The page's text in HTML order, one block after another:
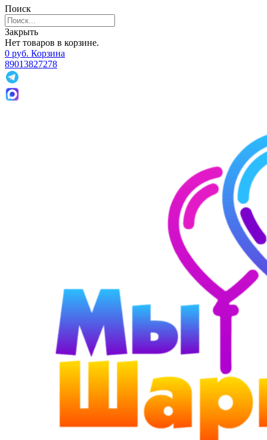
Поиск
Закрыть
Нет товаров в корзине.
0 руб. Корзина
89013827278